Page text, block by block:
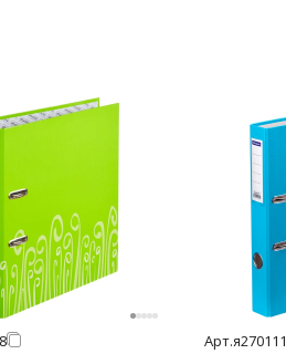
Арт.я270111